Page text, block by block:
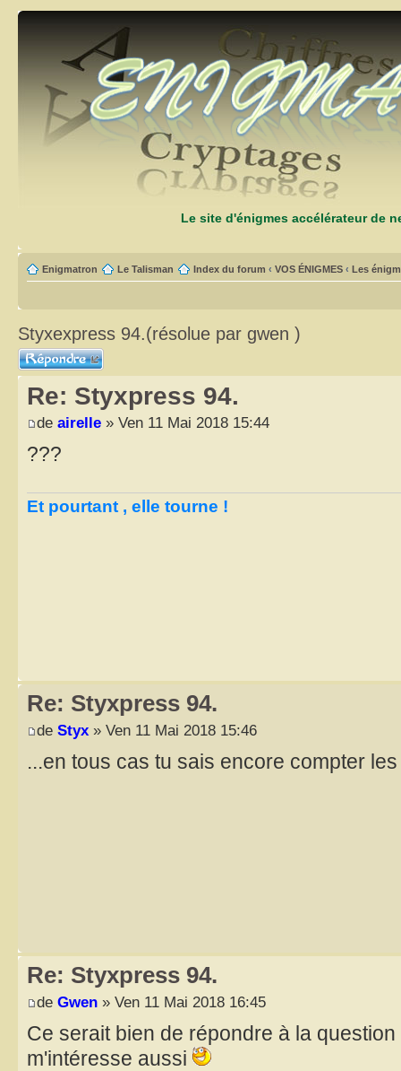
Le site d'énigmes accélérateur de
Enigmatron Le Talisman Index du forum ‹ VOS ÉNIGMES ‹ Les
Styxexpress 94.(résolue par gwen )
Répondre
Re: Styxpress 94.
de airelle » Ven 11 Mai 2018 15:44
???
Et pourtant , elle tourne !
Re: Styxpress 94.
de Styx » Ven 11 Mai 2018 15:46
...en tous cas tu sais encore compter
Re: Styxpress 94.
de Gwen » Ven 11 Mai 2018 16:45
Ce serait bien de répondre à la
m'intéresse aussi